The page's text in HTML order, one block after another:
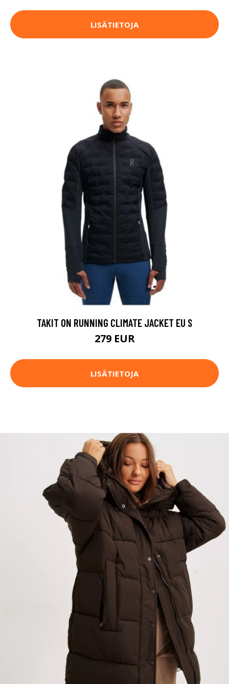
LISÄTIETOJA
TAKIT ON RUNNING CLIMATE JACKET EU S
279 EUR
LISÄTIETOJA